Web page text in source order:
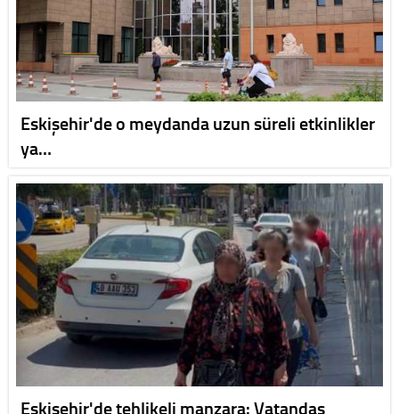
Eskişehir'de o meydanda uzun süreli etkinlikler
ya…
Eskişehir'de tehlikeli manzara: Vatandaş